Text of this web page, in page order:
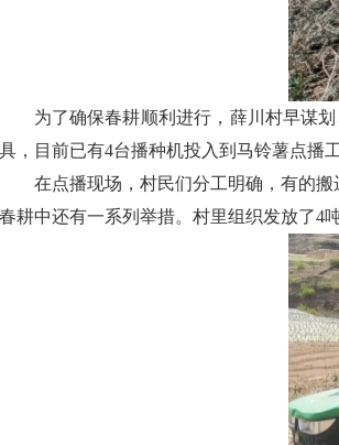
为了确保春耕顺利进行，薛川村早谋
具，目前已有4台播种机投入到马铃薯点播
在点播现场，村民们分工明确，有的
春耕中还有一系列举措。村里组织发放了4